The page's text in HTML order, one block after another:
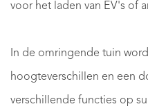
voor het laden van EV's of
In de omringende tuin
hoogteverschillen en een
verschillende functies op